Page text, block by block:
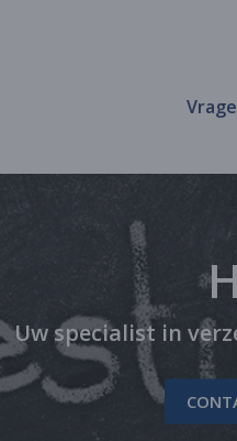
Uw specialist in